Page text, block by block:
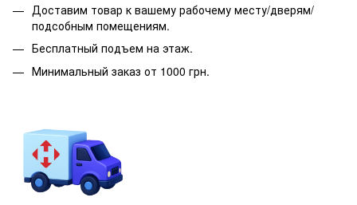
Доставим товар к вашему рабочему месту/дверям/
подсобным помещениям.
Бесплатный подъем на этаж.
Минимальный заказ от 1000 грн.